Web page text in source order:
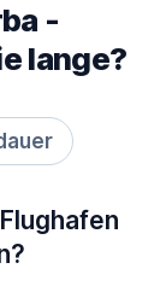
-
lange?